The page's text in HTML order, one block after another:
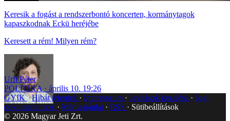
Keresik a fogást a rendszerbontó koncerten, kormánytagok
kapaszkodnak Eckü heréjébe
Keresett a rém! Milyen rém?
Urfi Péter
POLITIKA
április 10. 19:26
GYIK Hibát jelentek Impresszum Javítások kezelése
Jogi
dokumentumok
Médiaajánlat RSS
Sütibeállítások
© 2026 Magyar Jeti Zrt.